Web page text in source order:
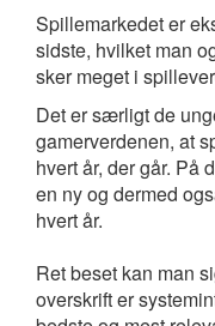
Spillemarkedet er
sidste, hvilket man
sker meget i
Det er særligt de
gamerverdenen, at
hvert år, der går. På
en ny og dermed
hvert år.
Ret beset kan man
overskrift er